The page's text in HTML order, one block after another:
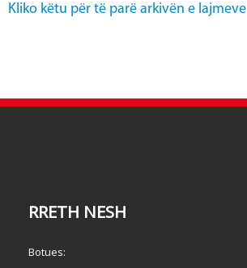
Kliko këtu për të parë arkivën e lajmeve
RRETH NESH
Botues: